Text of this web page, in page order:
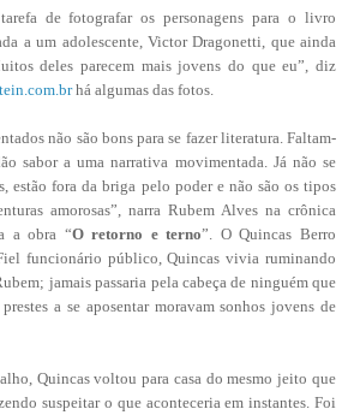
de fotografar os personagens para o livro
a um adolescente, Victor Dragonetti, que ainda
deles parecem mais jovens do que eu”, diz
há algumas das fotos.
não são bons para se fazer literatura. Faltam-
sabor a uma narrativa movimentada. Já não se
estão fora da briga pelo poder e não são os tipos
amorosas”, narra Rubem Alves na crônica
a obra “O retorno e terno”. O Quincas Berro
funcionário público, Quincas vivia ruminando
jamais passaria pela cabeça de ninguém que
a se aposentar moravam sonhos jovens de
Quincas voltou para casa do mesmo jeito que
suspeitar o que aconteceria em instantes. Foi